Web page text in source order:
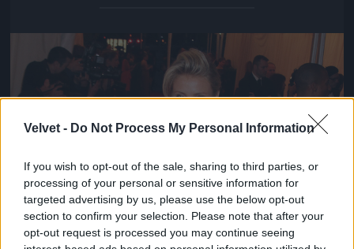
Velvet - Do Not Process My Personal Information
If you wish to opt-out of the sale, sharing to third parties, or
processing of your personal or sensitive information for
targeted advertising by us, please use the below opt-out
section to confirm your selection. Please note that after your
opt-out request is processed you may continue seeing
Jön még kép!